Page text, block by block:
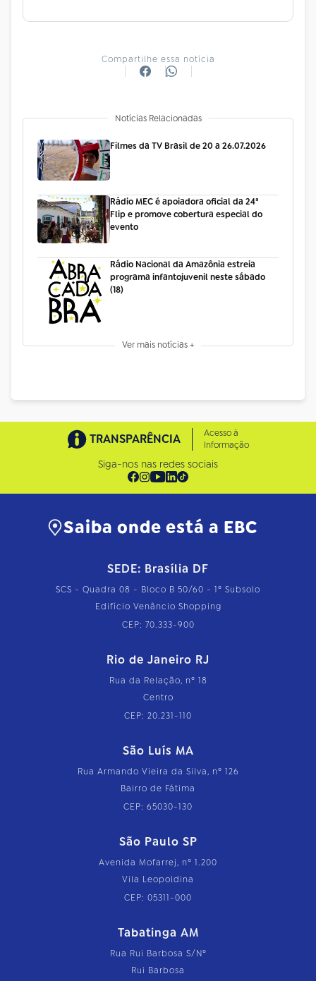
Compartilhe essa notícia
Notícias Relacionadas
Filmes da TV Brasil de 20 a 26.07.2026
Rádio MEC é apoiadora oficial da 24ª
Flip e promove cobertura especial do
evento
Rádio Nacional da Amazônia estreia
programa infantojuvenil neste sábado
(18)
Ver mais notícias +
TRANSPARÊNCIA
Acesso à
Informação
Siga-nos nas redes sociais
Saiba onde está a EBC
SEDE: Brasília DF
SCS - Quadra 08 - Bloco B 50/60 - 1º Subsolo
Edifício Venâncio Shopping
CEP: 70.333-900
Rio de Janeiro RJ
Rua da Relação, nº 18
Centro
CEP: 20.231-110
São Luís MA
Rua Armando Vieira da Silva, nº 126
Bairro de Fátima
CEP: 65030-130
São Paulo SP
Avenida Mofarrej, nº 1.200
Vila Leopoldina
CEP: 05311-000
Tabatinga AM
Rua Rui Barbosa S/Nº
Rui Barbosa